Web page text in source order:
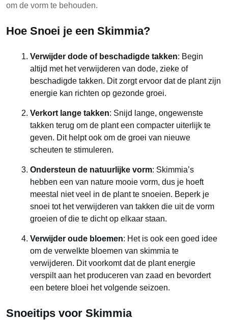
om de vorm te behouden.
Hoe Snoei je een Skimmia?
Verwijder dode of beschadigde takken: Begin
altijd met het verwijderen van dode, zieke of
beschadigde takken. Dit zorgt ervoor dat de plant zijn
energie kan richten op gezonde groei.
Verkort lange takken: Snijd lange, ongewenste
takken terug om de plant een compacter uiterlijk te
geven. Dit helpt ook om de groei van nieuwe
scheuten te stimuleren.
Ondersteun de natuurlijke vorm: Skimmia’s
hebben een van nature mooie vorm, dus je hoeft
meestal niet veel in de plant te snoeien. Beperk je
snoei tot het verwijderen van takken die uit de vorm
groeien of die te dicht op elkaar staan.
Verwijder oude bloemen: Het is ook een goed idee
om de verwelkte bloemen van skimmia te
verwijderen. Dit voorkomt dat de plant energie
verspilt aan het produceren van zaad en bevordert
een betere bloei het volgende seizoen.
Snoeitips voor Skimmia